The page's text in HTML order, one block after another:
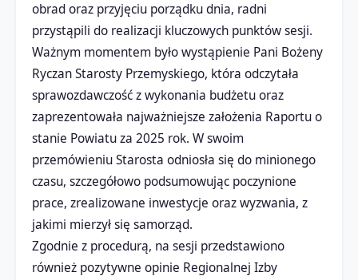
obrad oraz przyjęciu porządku dnia, radni
przystąpili do realizacji kluczowych punktów sesji.
Ważnym momentem było wystąpienie Pani Bożeny
Ryczan Starosty Przemyskiego, która odczytała
sprawozdawczość z wykonania budżetu oraz
zaprezentowała najważniejsze założenia Raportu o
stanie Powiatu za 2025 rok. W swoim
przemówieniu Starosta odniosła się do minionego
czasu, szczegółowo podsumowując poczynione
prace, zrealizowane inwestycje oraz wyzwania, z
jakimi mierzył się samorząd.
Zgodnie z procedurą, na sesji przedstawiono
również pozytywne opinie Regionalnej Izby